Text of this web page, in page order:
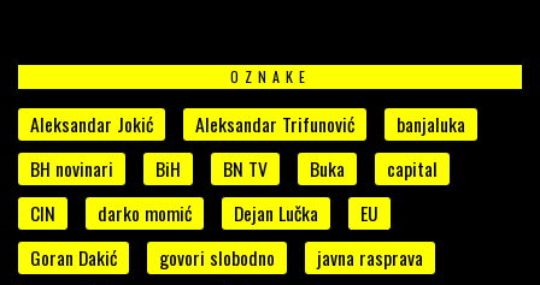
OZNAKE
Aleksandar Jokić Aleksandar Trifunović
banjaluka
BH novinari
BiH BN TV Buka
capital
CIN
darko momić Dejan Lučka
EU
Goran Dakić
govori slobodno
javna rasprava